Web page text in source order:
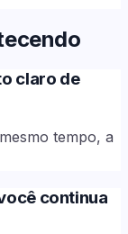
claro de
tempo, a
continua